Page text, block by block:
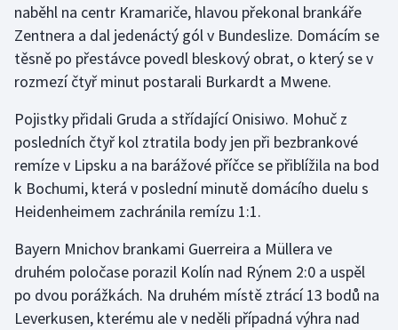
Golf
Gymnastika
Házená
Jezdectví
Judo
Krasobruslení
Lezení
naběhl na centr Kramariče, hlavou překonal brankáře
Zentnera a dal jedenáctý gól v Bundeslize. Domácím se
těsně po přestávce povedl bleskový obrat, o který se v
rozmezí čtyř minut postarali Burkardt a Mwene.
Pojistky přidali Gruda a střídající Onisiwo. Mohuč z
posledních čtyř kol ztratila body jen při bezbrankové
remíze v Lipsku a na barážové příčce se přiblížila na bod
k Bochumi, která v poslední minutě domácího duelu s
Heidenheimem zachránila remízu 1:1.
Bayern Mnichov brankami Guerreira a Müllera ve
druhém poločase porazil Kolín nad Rýnem 2:0 a uspěl
po dvou porážkách. Na druhém místě ztrácí 13 bodů na
Leverkusen, kterému ale v neděli případná výhra nad